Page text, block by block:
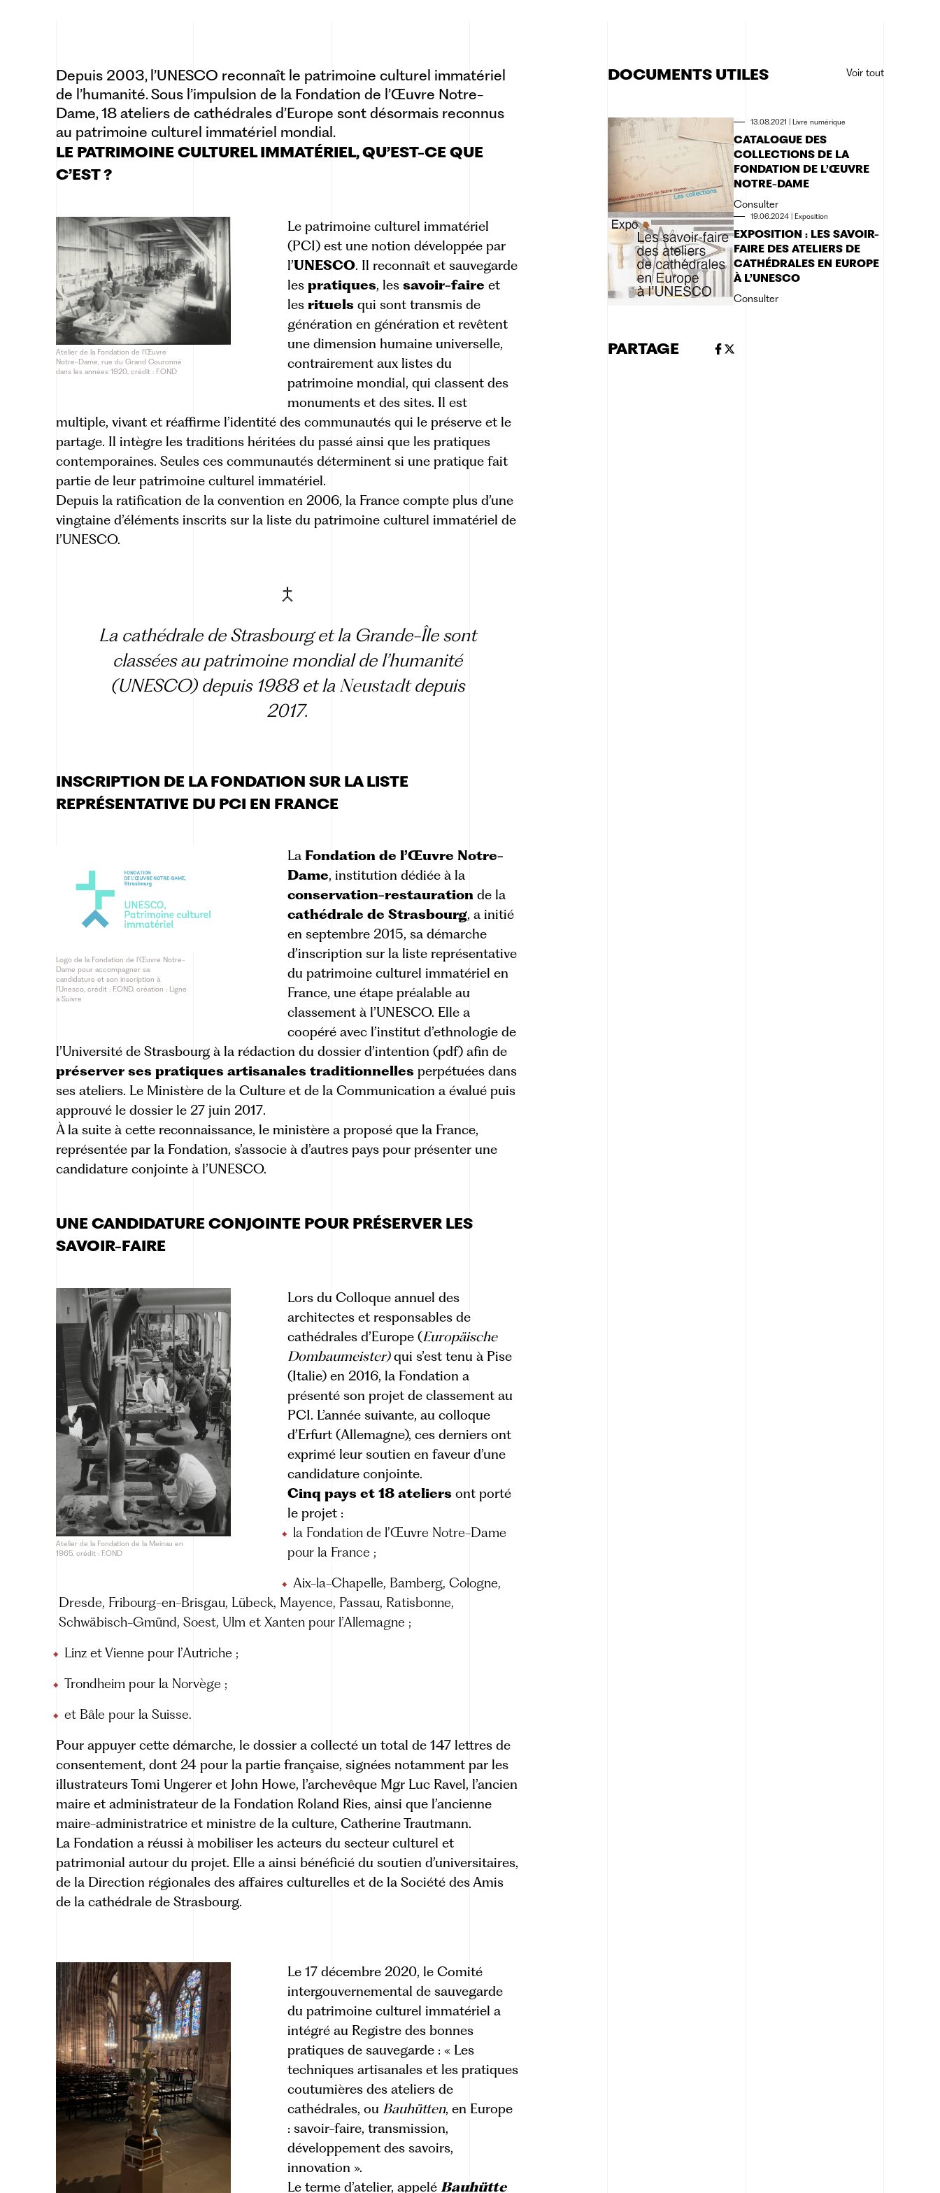
Depuis 2003, l’UNESCO reconnaît le patrimoine culturel immatériel
de l’humanité. Sous l’impulsion de la Fondation de l’Œuvre Notre-
Dame, 18 ateliers de cathédrales d’Europe sont désormais reconnus
au patrimoine culturel immatériel mondial.
LE PATRIMOINE CULTUREL IMMATÉRIEL, QU’EST-CE QUE
C’EST ?
Atelier de la Fondation de l’Œuvre
Notre-Dame, rue du Grand Couronné
dans les années 1920, crédit : F.OND
Le patrimoine culturel immatériel
(PCI) est une notion développée par
l’UNESCO. Il reconnaît et sauvegarde
les pratiques, les savoir-faire et
les rituelsqui sont transmis de
génération en génération et revêtent
une dimension humaine universelle,
contrairement aux listes du
patrimoine mondial, qui classent des
monuments et des sites. Il est
multiple, vivant et réaffirme l’identité des communautés qui le préserve et le
partage. Il intègre les traditions héritées du passé ainsi que les pratiques
contemporaines. Seules ces communautés déterminent si une pratique fait
partie de leur patrimoine culturel immatériel.
Depuis la ratification de la convention en 2006, la France compte plus d’une
vingtaine d’éléments inscrits sur la liste du patrimoine culturel immatériel de
l’UNESCO.
La cathédrale de Strasbourg et la Grande-Île sont
classées au patrimoine mondial de l’humanité
(UNESCO) depuis 1988 et la Neustadtdepuis
2017.
INSCRIPTION DE LA FONDATION SUR LA LISTE
REPRÉSENTATIVE DU PCI EN FRANCE
Logo de la Fondation de l’Œuvre Notre-
Dame pour accompagner sa
candidature et son inscription à
l’Unesco, crédit : F.OND, création : Ligne
à Suivre
La Fondation de l’Œuvre Notre-
Dame, institution dédiée à la
conservation-restaurationde la
cathédrale de Strasbourg, a initié
en septembre 2015, sa démarche
d’inscription sur la liste représentative
du patrimoine culturel immatériel en
France, une étape préalable au
classement à l’UNESCO. Elle a
coopéré avec l’institut d’ethnologie de
l’Université de Strasbourg à la rédaction du dossier d’intention (pdf) afin de
préserver ses pratiques artisanales traditionnelles perpétuées dans
ses ateliers. Le Ministère de la Culture et de la Communication a évalué puis
approuvé le dossier le 27 juin 2017.
À la suite à cette reconnaissance, le ministère a proposé que la France,
représentée par la Fondation, s’associe à d’autres pays pour présenter une
candidature conjointe à l’UNESCO.
UNE CANDIDATURE CONJOINTE POUR PRÉSERVER LES
SAVOIR-FAIRE
Atelier de la Fondation de la Meinau en
1965, crédit : F.OND
Lors du Colloque annuel des
architectes et responsables de
cathédrales d’Europe (Europäische
Dombaumeister)qui s’est tenu à Pise
(Italie) en 2016, la Fondation a
présenté son projet de classement au
PCI. L’année suivante, au colloque
d’Erfurt (Allemagne), ces derniers ont
exprimé leur soutien en faveur d’une
candidature conjointe.
Cinq pays et 18 ateliersont porté
le projet :
la Fondation de l’Œuvre Notre-Dame
pour la France ;
Aix-la-Chapelle, Bamberg, Cologne,
Dresde, Fribourg-en-Brisgau, Lübeck, Mayence, Passau, Ratisbonne,
Schwäbisch-Gmünd, Soest, Ulm et Xanten pour l’Allemagne ;
Linz et Vienne pour l’Autriche ;
Trondheim pour la Norvège ;
et Bâle pour la Suisse.
Pour appuyer cette démarche, le dossier a collecté un total de 147 lettres de
consentement, dont 24 pour la partie française, signées notamment par les
illustrateurs Tomi Ungerer et John Howe, l’archevêque Mgr Luc Ravel, l’ancien
maire et administrateur de la Fondation Roland Ries, ainsi que l’ancienne
maire-administratrice et ministre de la culture, Catherine Trautmann.
La Fondation a réussi à mobiliser les acteurs du secteur culturel et
patrimonial autour du projet. Elle a ainsi bénéficié du soutien d’universitaires,
de la Direction régionales des affaires culturelles et de la Société des Amis
de la cathédrale de Strasbourg.
Le 17 décembre 2020, le Comité
intergouvernemental de sauvegarde
du patrimoine culturel immatériel a
intégré au Registre des bonnes
pratiques de sauvegarde : « Les
techniques artisanales et les pratiques
coutumières des ateliers de
cathédrales, ou Bauhütten, en Europe
: savoir-faire, transmission,
développement des savoirs,
innovation ».
Le terme d’atelier, appelé Bauhütte
DOCUMENTS UTILES Voir tout
13.08.2021 |Livre numérique
CATALOGUE DES
COLLECTIONS DE LA
FONDATION DE L’ŒUVRE
NOTRE-DAME
Consulter
19.06.2024 |Exposition
EXPOSITION : LES SAVOIR-
FAIRE DES ATELIERS DE
CATHÉDRALES EN EUROPE
À L’UNESCO
Consulter
PARTAGE